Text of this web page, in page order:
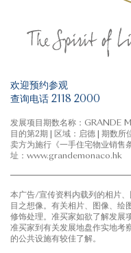
欢迎预约参观
查询电话 2118 2000
发展项目期数名称：GRANDE
目的第2期 | 区域：启德 | 期数所
卖方为施行《一手住宅物业销售
址：www.grandemonaco.hk
本广告/宣传资料内载列的相片
目之想像。有关相片、图像、
修饰处理。准买家如欲了解发展
准买家到有关发展地盘作实地考
的公共设施有较佳了解。